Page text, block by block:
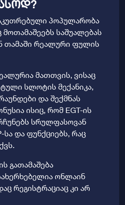
პოპულარობა
საშუალებას
თამაში რეალური ფულის
მათთვის, ვისაც
სლოტის მექანიკა,
და შექმნას
ისიც, რომ EGT-ის
სრულფასოვან
სა და ფუნქციებს, რაც
გათამაშება
ონლაინ
რეგისტრაციაც კი არ